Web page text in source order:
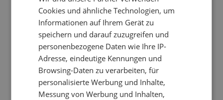
gegen die Alters-Sichtigkeit
Pflanzenbau
Raufutter aus dem Sack
Nutztiere
Cookies und ähnliche Technologien, um
Informationen auf Ihrem Gerät zu
speichern und darauf zuzugreifen und
personenbezogene Daten wie Ihre IP-
Adresse, eindeutige Kennungen und
Browsing-Daten zu verarbeiten, für
personalisierte Werbung und Inhalte,
Messung von Werbung und Inhalten,